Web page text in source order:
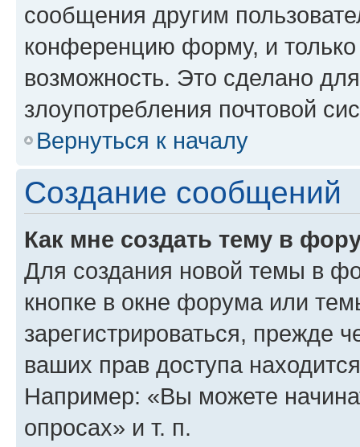
сообщения другим
конференцию форму, и
возможность. Это сделано
злоупотребления почтовой
Вернуться к началу
Создание сообщений
Как мне создать тему в
Для создания новой темы в
кнопке в окне форума или
зарегистрироваться, прежде
ваших прав доступа
Например: «Вы можете
опросах» и т. п.